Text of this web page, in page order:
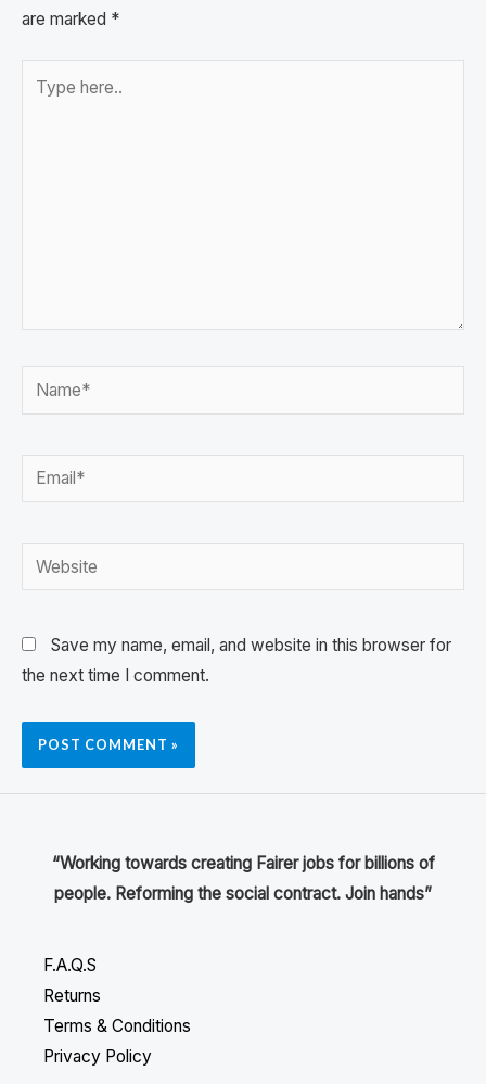
are marked *
Save my name, email, and website in this browser for
the next time I comment.
“Working towards creating Fairer jobs for billions of
people. Reforming the social contract. Join hands”
F.A.Q.S
Returns
Terms & Conditions
Privacy Policy